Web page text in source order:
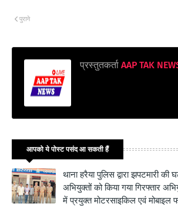
पुराने
प्रस्तुतकर्ता AAP TAK
आपको ये पोस्ट पसंद आ सकती हैं
थाना हरैया पुलिस द्वारा झपटमारी
अभियुक्तों को किया गया गिरफ्तार
में प्रयुक्त मोटरसाइकिल एवं मोबाइल